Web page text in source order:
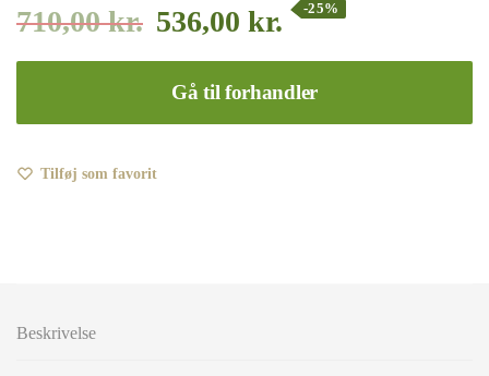
710,00kr. 536,00 kr. -25%
Gå til forhandler
Tilføj som favorit
Beskrivelse